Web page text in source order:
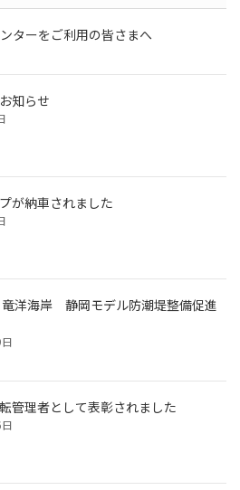
ターをご利用の皆さまへ
知らせ
が納車されました
竜洋海岸 静岡モデル防潮堤整備促進
管理者として表彰されました